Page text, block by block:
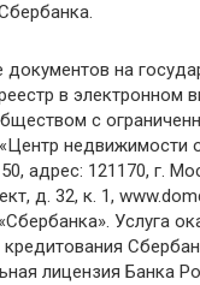
документов на
в электронном
с
недвижимости
адрес: 121170, г.
д. 32, к. 1,
Услуга
кредитования
лицензия Банка